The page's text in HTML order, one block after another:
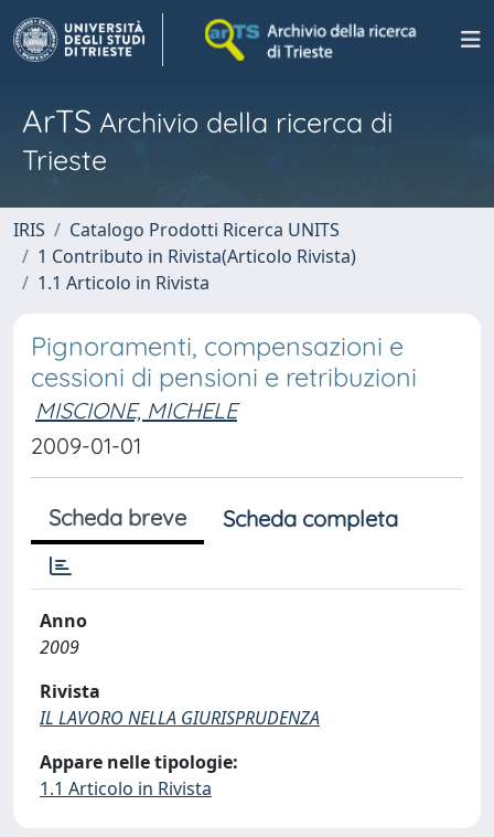
ArTS Archivio della ricerca di
Trieste
IRIS
Catalogo Prodotti Ricerca UNITS
1 Contributo in Rivista(Articolo Rivista)
1.1 Articolo in Rivista
Pignoramenti, compensazioni e
cessioni di pensioni e retribuzioni
MISCIONE, MICHELE
2009-01-01
Scheda breve Scheda completa
Anno
2009
Rivista
IL LAVORO NELLA GIURISPRUDENZA
Appare nelle tipologie:
1.1 Articolo in Rivista